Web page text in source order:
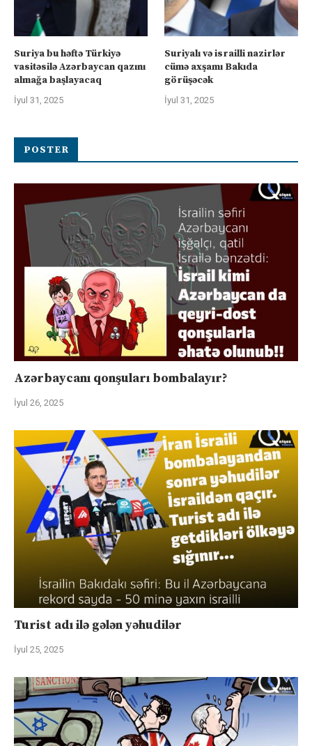
Suriya bu həftə Türkiyə
vasitəsilə Azərbaycan qazını
almağa başlayacaq
İyul 31, 2025
Suriyalı və israilli nazirlər
cümə axşamı Bakıda
görüşəcək
İyul 31, 2025
POSTER
Azərbaycanı qonşuları bombalayır?
İyul 26, 2025
Turist adı ilə gələn yəhudilər
İyul 25, 2025